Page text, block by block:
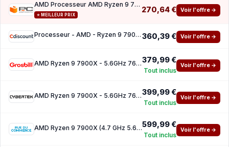
AMD Processeur AMD Ryzen 9 7900X 12 Cœurs 4,7 GHz Base 5,6 GHz Turbo Box Sans Ventilateur
⭐ MEILLEUR PRIX
270,64 € Voir l'offre →
Processeur - AMD - Ryzen 9 7900X - Socket AM5 - 56Ghz 360,39 € Voir l'offre →
AMD Ryzen 9 7900X - 5.6GHz 76Mo AM5 BOX379,99 €
Tout inclus
Voir l'offre →
AMD Ryzen 9 7900X - 5.6GHz 76Mo AM5 BOX399,99 €
Tout inclus
Voir l'offre →
AMD Ryzen 9 7900X (4.7 GHz 5.6 GHz)599,99 €
Tout inclus
Voir l'offre →